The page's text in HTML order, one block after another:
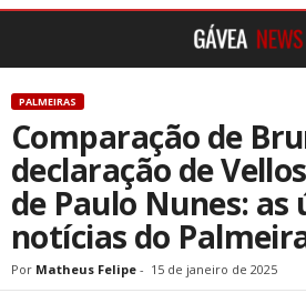
PALMEIRAS
Comparação de
declaração de
de Paulo Nunes:
notícias do
Por Matheus Felipe - 15 de janeiro de 2025